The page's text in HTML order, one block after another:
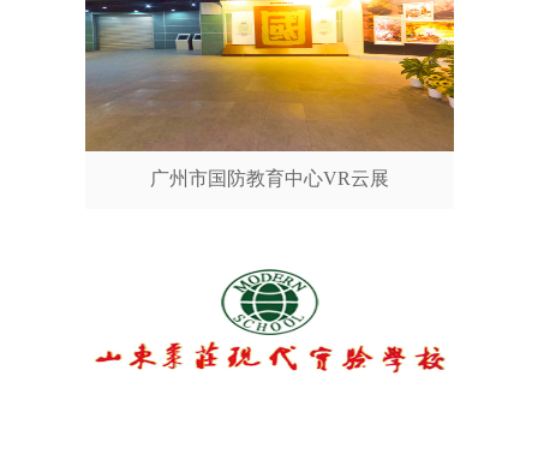
广州市国防教育中心VR云展